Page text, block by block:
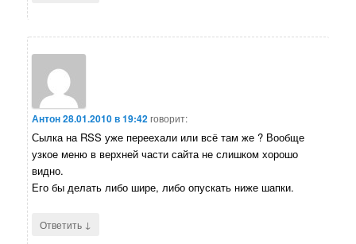
Антон28.01.2010 в 19:42говорит:
Сылка на RSS уже переехали или всё там же ? Вообще
узкое меню в верхней части сайта не слишком хорошо
видно.
Его бы делать либо шире, либо опускать ниже шапки.
Ответить ↓